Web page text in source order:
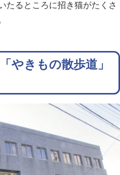
たるところに招き猫がたくさ
やきもの散歩道」